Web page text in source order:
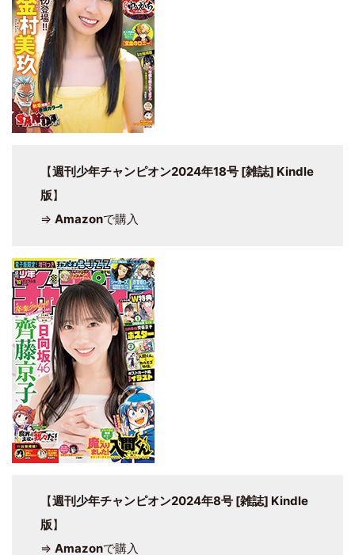
【週刊少年チャンピオン2024年18号 [雑誌] Kindle
版】
⇒ Amazonで購入
【週刊少年チャンピオン2024年8号 [雑誌] Kindle
版】
⇒ Amazonで購入